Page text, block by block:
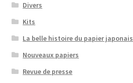
Divers
Kits
La belle histoire du papier japonais
Nouveaux papiers
Revue de presse